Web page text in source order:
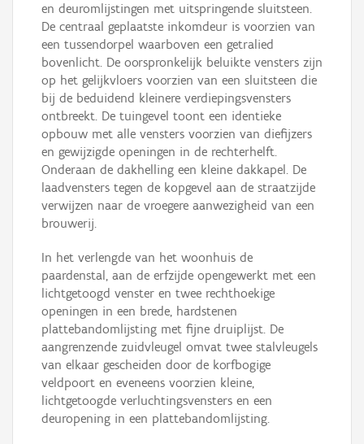
en deuromlijstingen met uitspringende sluitsteen.
De centraal geplaatste inkomdeur is voorzien van
een tussendorpel waarboven een getralied
bovenlicht. De oorspronkelijk beluikte vensters zijn
op het gelijkvloers voorzien van een sluitsteen die
bij de beduidend kleinere verdiepingsvensters
ontbreekt. De tuingevel toont een identieke
opbouw met alle vensters voorzien van diefijzers
en gewijzigde openingen in de rechterhelft.
Onderaan de dakhelling een kleine dakkapel. De
laadvensters tegen de kopgevel aan de straatzijde
verwijzen naar de vroegere aanwezigheid van een
brouwerij.
In het verlengde van het woonhuis de
paardenstal, aan de erfzijde opengewerkt met een
lichtgetoogd venster en twee rechthoekige
openingen in een brede, hardstenen
plattebandomlijsting met fijne druiplijst. De
aangrenzende zuidvleugel omvat twee stalvleugels
van elkaar gescheiden door de korfbogige
veldpoort en eveneens voorzien kleine,
lichtgetoogde verluchtingsvensters en een
deuropening in een plattebandomlijsting.